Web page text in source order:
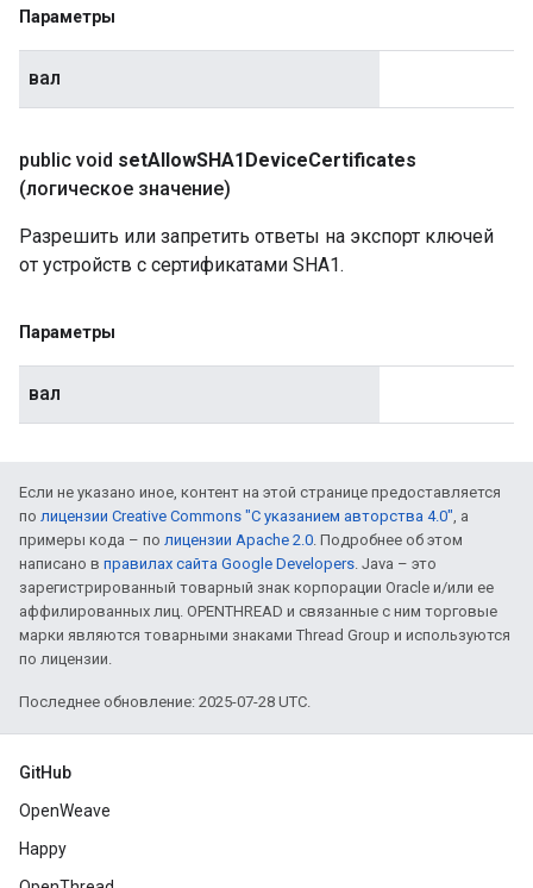
Параметры
вал
public void setAllowSHA1DeviceCertificates
(логическое значение)
Разрешить или запретить ответы на экспорт ключей
от устройств с сертификатами SHA1.
Параметры
вал
Если не указано иное, контент на этой странице предоставляется
по лицензии Creative Commons "С указанием авторства 4.0", а
примеры кода – по лицензии Apache 2.0. Подробнее об этом
написано в правилах сайта Google Developers. Java – это
зарегистрированный товарный знак корпорации Oracle и/или ее
аффилированных лиц. OPENTHREAD и связанные с ним торговые
марки являются товарными знаками Thread Group и используются
по лицензии.
Последнее обновление: 2025-07-28 UTC.
GitHub
OpenWeave
Happy